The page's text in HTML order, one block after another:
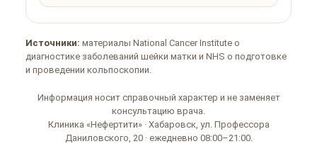
Источники: материалы National Cancer Institute о
диагностике заболеваний шейки матки и NHS о подготовке
и проведении кольпоскопии.
Информация носит справочный характер и не заменяет
консультацию врача.
Клиника «Нефертити» · Хабаровск, ул. Профессора
Даниловского, 20 · ежедневно 08:00–21:00.